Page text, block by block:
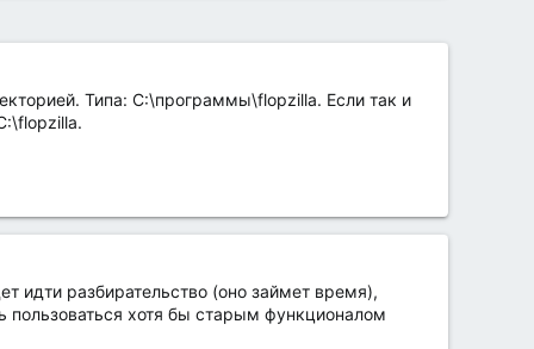
Типа: C:\программы\flopzilla. Если так и
идти разбирательство (оно займет время),
хотя бы старым функционалом